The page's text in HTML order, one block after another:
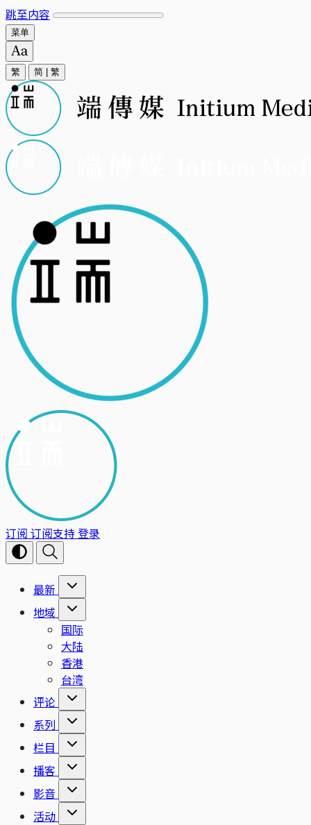
跳至内容
菜单
繁 简 繁
订阅 订阅支持登录
最新
地域
国际
大陆
香港
台湾
评论
系列
栏目
播客
影音
活动